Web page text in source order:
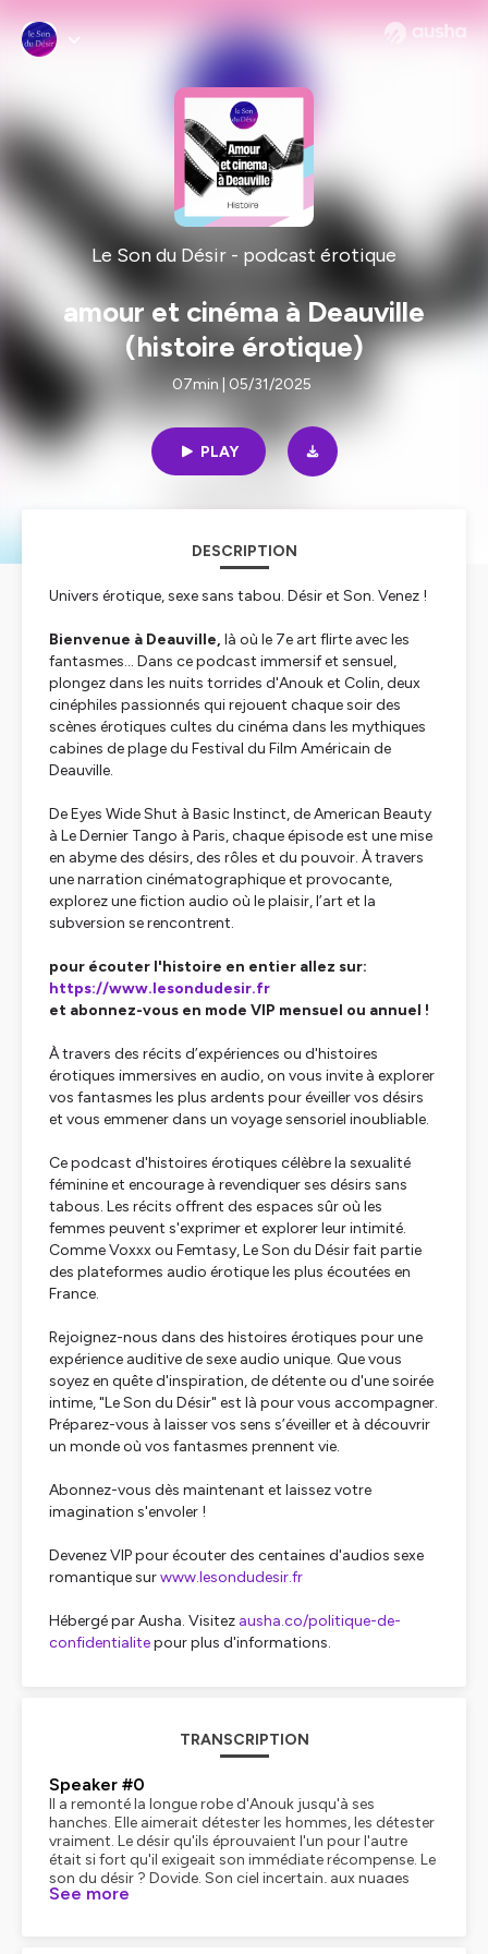
Le Son du Désir - podcast érotique
amour et cinéma à Deauville
(histoire érotique)
07min | 05/31/2025
PLAY
DESCRIPTION
Univers érotique, sexe sans tabou. Désir et Son. Venez !
Bienvenue à Deauville, là où le 7e art flirte avec les
fantasmes… Dans ce podcast immersif et sensuel,
plongez dans les nuits torrides d'Anouk et Colin, deux
cinéphiles passionnés qui rejouent chaque soir des
scènes érotiques cultes du cinéma dans les mythiques
cabines de plage du Festival du Film Américain de
Deauville.
DeEyes Wide Shut à Basic Instinct, deAmerican Beauty
à Le Dernier Tango à Paris, chaque épisode est une mise
en abyme des désirs, des rôles et du pouvoir. À travers
une narration cinématographique et provocante,
explorez une fiction audio où le plaisir, l’art et la
subversion se rencontrent.
pour écouter l'histoire en entier allez sur:
https://www.lesondudesir.fr
et abonnez-vous en mode VIP mensuel ou annuel !
À travers des récits d’expériences ou d'histoires
érotiques immersives en audio, on vous invite à explorer
vos fantasmes les plus ardents pour éveiller vos désirs
et vous emmener dans un voyage sensoriel inoubliable.
Ce podcast d'histoires érotiques célèbre la sexualité
féminine et encourage à revendiquer ses désirs sans
tabous. Les récits offrent des espaces sûr où les
femmes peuvent s'exprimer et explorer leur intimité.
Comme Voxxx ou Femtasy, Le Son du Désir fait partie
des plateformes audio érotique les plus écoutées en
France.
Rejoignez-nous dans des histoires érotiques pour une
expérience auditive de sexe audio unique. Que vous
soyez en quête d'inspiration, de détente ou d'une soirée
intime, "Le Son du Désir" est là pour vous accompagner.
Préparez-vous à laisser vos sens s’éveiller et à découvrir
un monde où vos fantasmes prennent vie.
Abonnez-vous dès maintenant et laissez votre
imagination s'envoler !
Devenez VIP pour écouter des centaines d'audios sexe
romantique surwww.lesondudesir.fr
Hébergé par Ausha. Visitez ausha.co/politique-de-
confidentialitepour plus d'informations.
TRANSCRIPTION
Speaker #0
Il a remonté la longue robe d'Anouk jusqu'à ses
hanches. Elle aimerait détester les hommes, les détester
vraiment. Le désir qu'ils éprouvaient l'un pour l'autre
était si fort qu'il exigeait son immédiate récompense. Le
son du désir ? Dovide. Son ciel incertain, aux nuages
bleus, ses bourrasques imprévisibles. Sa mère à la fois
See more